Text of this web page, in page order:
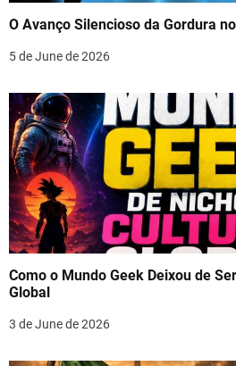
O Avanço Silencioso da Gordura
5 de June de 2026
Como o Mundo Geek Deixou de
Global
3 de June de 2026